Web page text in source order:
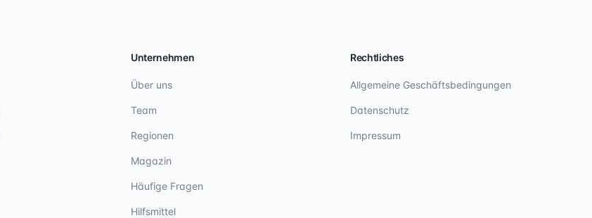
Unternehmen
Über uns
Team
Regionen
Magazin
Häufige Fragen
Hilfsmittel
Rechtliches
Allgemeine Geschäftsbedingungen
Datenschutz
Impressum